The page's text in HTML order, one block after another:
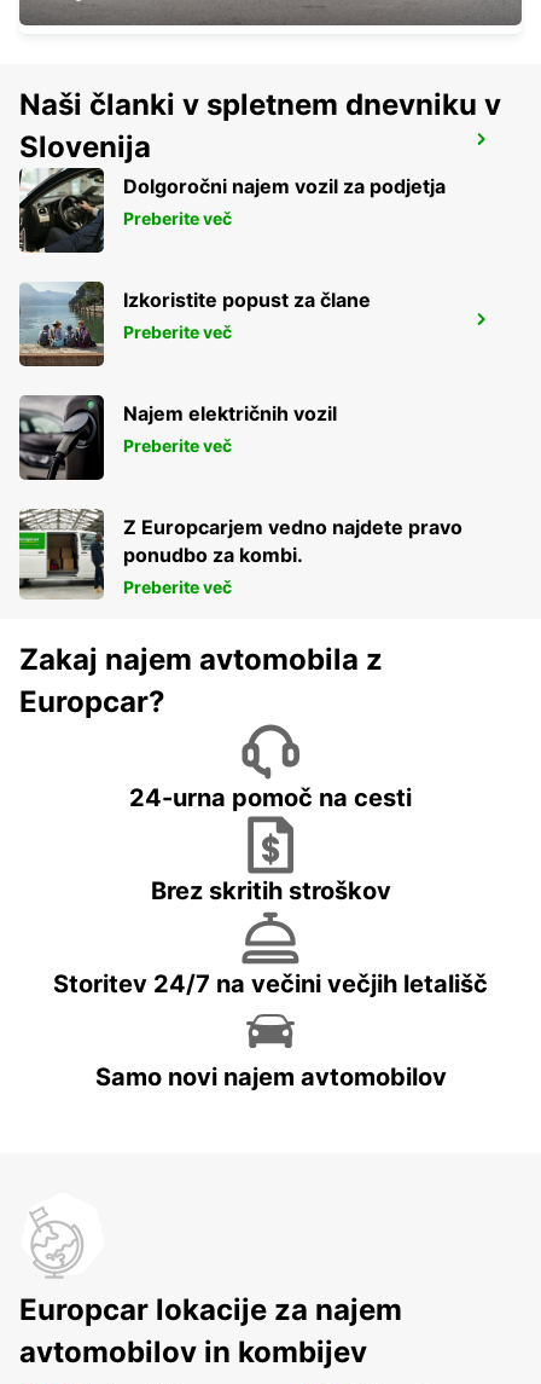
BEJA
BEJA - PORTUGAL
ROTA
ROTA - SPAIN
Naši članki v spletnem dnevniku v
Slovenija
Dolgoročni najem vozil za podjetja
Preberite več
Izkoristite popust za člane
Preberite več
Najem električnih vozil
Preberite več
Z Europcarjem vedno najdete pravo
ponudbo za kombi.
Preberite več
Zakaj najem avtomobila z
Europcar?
24-urna pomoč na cesti
Brez skritih stroškov
Storitev 24/7 na večini večjih letališč
Samo novi najem avtomobilov
Europcar lokacije za najem
avtomobilov in kombijev